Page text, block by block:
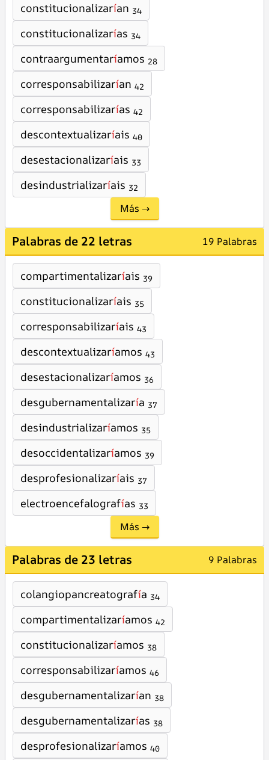
constitucionalizarían 34
constitucionalizarías 34
contraargumentaríamos 28
corresponsabilizarían 42
corresponsabilizarías 42
descontextualizaríais 40
desestacionalizaríais 33
desindustrializaríais 32
Más →
Palabras de 22 letras 19 Palabras
compartimentalizaríais 39
constitucionalizaríais 35
corresponsabilizaríais 43
descontextualizaríamos 43
desestacionalizaríamos 36
desgubernamentalizaría 37
desindustrializaríamos 35
desoccidentalizaríamos 39
desprofesionalizaríais 37
electroencefalografías 33
Más →
Palabras de 23 letras 9 Palabras
colangiopancreatografía 34
compartimentalizaríamos 42
constitucionalizaríamos 38
corresponsabilizaríamos 46
desgubernamentalizarían 38
desgubernamentalizarías 38
desprofesionalizaríamos 40